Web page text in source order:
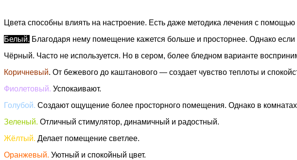
Цвета способны влиять на настроение. Есть даже методика лечения с помощью
Белый. Благодаря нему помещение кажется больше и просторнее. Однако
Чёрный. Часто не используется. Но в сером, более бледном варианте
Коричневый. От бежевого до каштанового — создает чувство теплоты и
Фиолетовый. Успокаивают.
Голубой. Создают ощущение более просторного помещения. Однако в
Зеленый. Отличный стимулятор, динамичный и радостный.
Жёлтый. Делает помещение светлее.
Оранжевый. Уютный и спокойный цвет.